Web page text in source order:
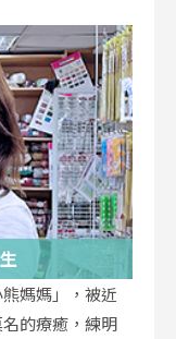
媽媽」，被近
的療癒，練明